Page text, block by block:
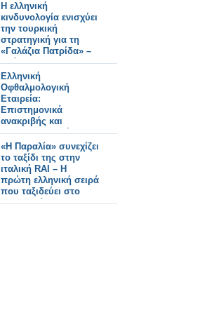
Η ελληνική
κινδυνολογία ενισχύει
την τουρκική
στρατηγική για τη
«Γαλάζια Πατρίδα» –
Ανάλυση του
Κωνσταντίνου
Μπαλωμένου
Ελληνική
Οφθαλμολογική
Εταιρεία:
Επιστημονικά
ανακριβής και
παραπλανητική η
διόρθωση της
μυωπίας με σταγόνες
«Η Παραλία» συνεχίζει
το ταξίδι της στην
ιταλική RAI – Η
πρώτη ελληνική σειρά
που ταξιδεύει στο
εξωτερικό